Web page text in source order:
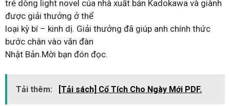
trẻ dòng light novel của nhà xuất bản Kadokawa và giành
được giải thưởng ở thể
loại kỳ bí – kinh dị. Giải thưởng đã giúp anh chính thức
bước chân vào văn đàn
Nhật Bản.Mời bạn đón đọc.
Tải thêm: [Tải sách] Cổ Tích Cho Ngày Mới PDF.